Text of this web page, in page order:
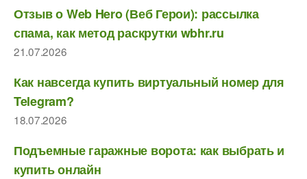
Отзыв о Web Hero (Веб Герои): рассылка
спама, как метод раскрутки wbhr.ru
21.07.2026
Как навсегда купить виртуальный номер для
Telegram?
18.07.2026
Подъемные гаражные ворота: как выбрать и
купить онлайн